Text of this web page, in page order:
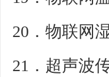
20．物联网
21．超声波